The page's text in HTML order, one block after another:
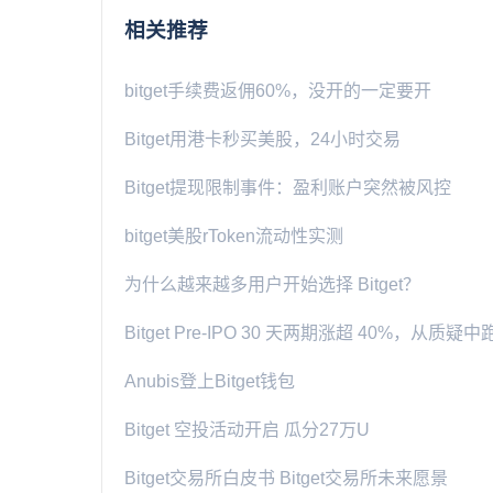
相关推荐
bitget手续费返佣60%，没开的一定要开
Bitget用港卡秒买美股，24小时交易
Bitget提现限制事件：盈利账户突然被风控
bitget美股rToken流动性实测
为什么越来越多用户开始选择 Bitget？
Bitget Pre-IPO 30 天两期涨超 40%，从质疑中
Anubis登上Bitget钱包
Bitget 空投活动开启 瓜分27万U
Bitget交易所白皮书 Bitget交易所未来愿景